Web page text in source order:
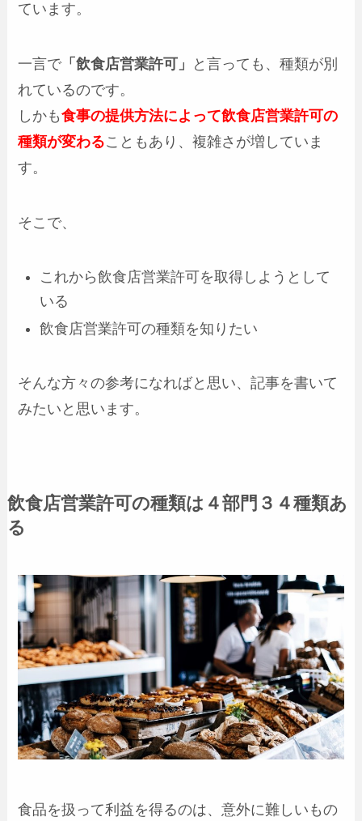
ています。
一言で 「飲食店営業許可」
と言っても、種類が別
れているのです。
しかも食事の提供方法によって飲食店営業許可の
種類が変わることもあり、複雑さが増していま
す。
そこで、
これから飲食店営業許可を取得しようとして
いる
飲食店営業許可の種類を知りたい
そんな方々の参考になればと思い、記事を書いて
みたいと思います。
飲食店営業許可の種類は４部門３４種類あ
る
食品を扱って利益を得るのは、意外に難しいもの